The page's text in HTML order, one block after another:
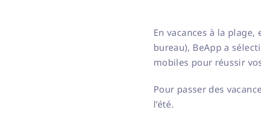
En vacances à la
bureau), BeApp a
mobiles pour réussir
Pour passer des
l’été.